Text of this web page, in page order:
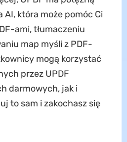
która może pomóc Ci
ami, tłumaczeniu
map myśli z PDF-
mogą korzystać
przez UPDF
darmowych, jak i
to sam i zakochasz się